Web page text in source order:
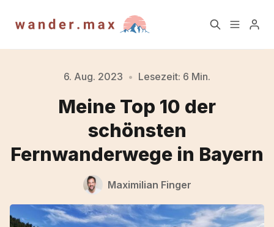
Newsletter Über mich
TrailAktuell Newsletter
Blog Archiv
6. Aug. 2023 • Lesezeit: 6 Min.
Meine Top 10 der
schönsten
Fernwanderwege in Bayern
Maximilian Finger